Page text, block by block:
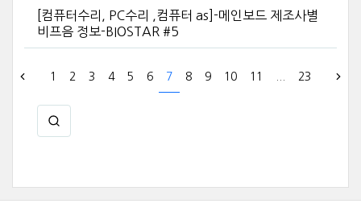
[컴퓨터수리, PC수리 ,컴퓨터 as]-메인보드 제조사별
비프음 정보-BIOSTAR #5
1 2 3 4 5 6 7 8 9 10 11 23